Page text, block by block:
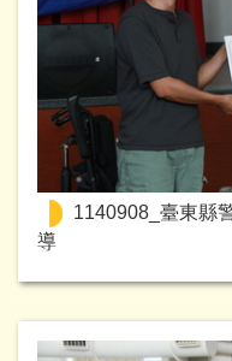
1140908_臺東縣
導